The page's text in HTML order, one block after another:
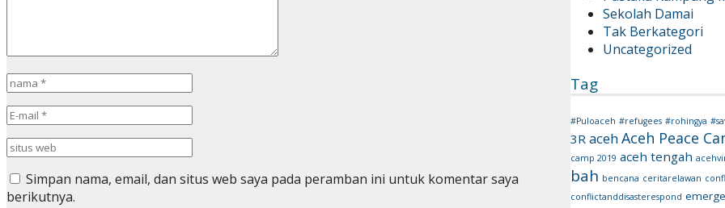
Sekolah Damai
Tak Berkategori
Uncategorized
Tag
#Puloaceh #refugees #rohingya
3R acehAceh Peace
camp 2019 aceh tengah
bah bencana ceritarelawan
conflictanddisasterespond
Simpan nama, email, dan situs web saya pada peramban ini untuk komentar saya
berikutnya.